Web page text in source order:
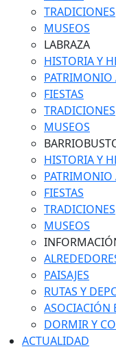
TRADICIONES
MUSEOS
LABRAZA
HISTORIA Y
PATRIMONIO
FIESTAS
TRADICIONES
MUSEOS
HISTORIA Y
PATRIMONIO
FIESTAS
TRADICIONES
MUSEOS
PAISAJES
RUTAS Y
ASOCIACIÓN
DORMIR Y
ACTUALIDAD